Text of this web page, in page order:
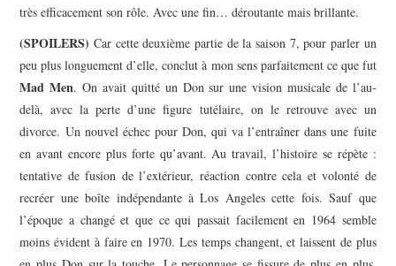
très efficacement son rôle. Avec une fin… déroutante mais brillante.
(SPOILERS) Car cette deuxième partie de la saison 7, pour parler un
peu plus longuement d’elle, conclut à mon sens parfaitement ce que fut
Mad Men. On avait quitté un Don sur une vision musicale de l’au-
delà, avec la perte d’une figure tutélaire, on le retrouve avec un
divorce. Un nouvel échec pour Don, qui va l’entraîner dans une fuite
en avant encore plus forte qu’avant. Au travail, l’histoire se répète :
tentative de fusion de l’extérieur, réaction contre cela et volonté de
recréer une boîte indépendante à Los Angeles cette fois. Sauf que
l’époque a changé et que ce qui passait facilement en 1964 semble
moins évident à faire en 1970. Les temps changent, et laissent de plus